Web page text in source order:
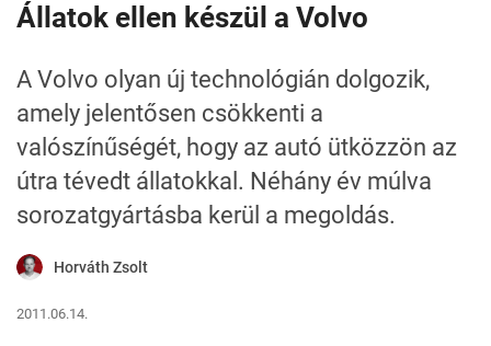
Állatok ellen készül a Volvo
A Volvo olyan új technológián dolgozik,
amely jelentősen csökkenti a
valószínűségét, hogy az autó ütközzön az
útra tévedt állatokkal. Néhány év múlva
sorozatgyártásba kerül a megoldás.
Horváth Zsolt
2011.06.14.